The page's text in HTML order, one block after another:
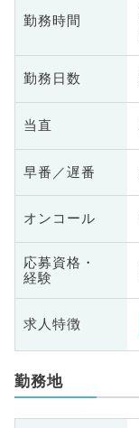
勤務時間
勤務日数
当直
早番／遅番
オンコール
応募資格・
経験
求人特徴
勤務地